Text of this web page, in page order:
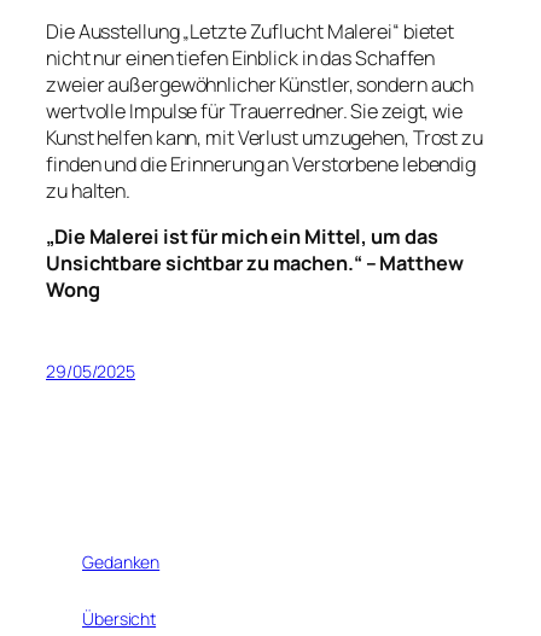
Die Ausstellung „Letzte Zuflucht Malerei“ bietet
nicht nur einen tiefen Einblick in das Schaffen
zweier außergewöhnlicher Künstler, sondern auch
wertvolle Impulse für Trauerredner. Sie zeigt, wie
Kunst helfen kann, mit Verlust umzugehen, Trost zu
finden und die Erinnerung an Verstorbene lebendig
zu halten.
„Die Malerei ist für mich ein Mittel, um das
Unsichtbare sichtbar zu machen.“ – Matthew
Wong
29/05/2025
Gedanken
Übersicht